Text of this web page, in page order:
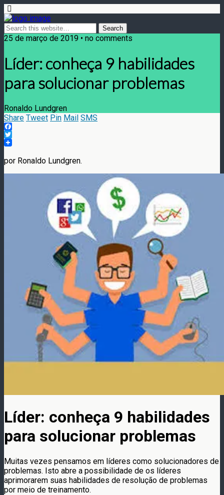
25 de março de 2019 • no comments
Líder: conheça 9 habilidades
para solucionar problemas
Ronaldo Lundgren
Share Tweet Pin Mail SMS
Facebook
Twitter
por Ronaldo Lundgren.
Líder: conheça 9 habilidades
para solucionar problemas
Muitas vezes pensamos em líderes como solucionadores de
problemas. Isto abre a possibilidade de os líderes
aprimorarem suas habilidades de resolução de problemas
por meio de treinamento.